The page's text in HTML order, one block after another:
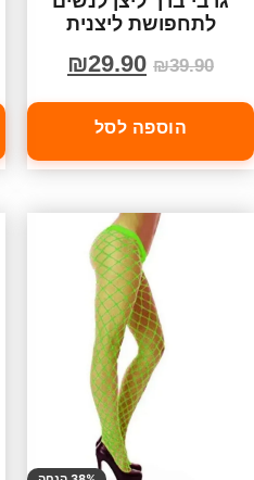
לתחפושת ליצנית
₪39.90
₪29.90
הוספה לסל